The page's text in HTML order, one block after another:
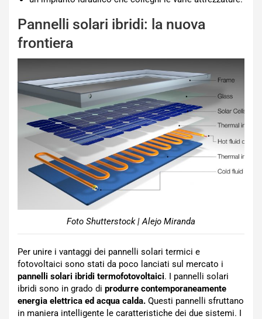
Pannelli solari ibridi: la nuova
frontiera
Foto Shutterstock | Alejo Miranda
Per unire i vantaggi dei pannelli solari termici e
fotovoltaici sono stati da poco lanciati sul mercato i
pannelli solari ibridi termofotovoltaici. I pannelli solari
ibridi sono in grado di produrre contemporaneamente
energia elettrica ed acqua calda. Questi pannelli sfruttano
in maniera intelligente le caratteristiche dei due sistemi. I